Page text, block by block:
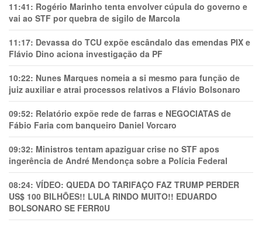
11:41: Rogério Marinho tenta envolver cúpula do governo e
vai ao STF por quebra de sigilo de Marcola
11:17: Devassa do TCU expõe escândalo das emendas PIX e
Flávio Dino aciona investigação da PF
10:22: Nunes Marques nomeia a si mesmo para função de
juiz auxiliar e atrai processos relativos a Flávio Bolsonaro
09:52: Relatório expõe rede de farras e NEGOCIATAS de
Fábio Faria com banqueiro Daniel Vorcaro
09:32: Ministros tentam apaziguar crise no STF apos
ingerência de André Mendonça sobre a Polícia Federal
08:24: VÍDEO: QUEDA DO TARIFAÇO FAZ TRUMP PERDER
US$ 100 BILHÕES!! LULA RINDO MUITO!! EDUARDO
BOLSONARO SE FERR0U